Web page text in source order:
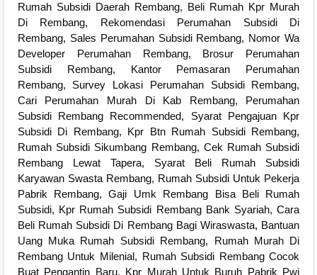
Rumah Subsidi Daerah Rembang, Beli Rumah Kpr Murah
Di Rembang, Rekomendasi Perumahan Subsidi Di
Rembang, Sales Perumahan Subsidi Rembang, Nomor Wa
Developer Perumahan Rembang, Brosur Perumahan
Subsidi Rembang, Kantor Pemasaran Perumahan
Rembang, Survey Lokasi Perumahan Subsidi Rembang,
Cari Perumahan Murah Di Kab Rembang, Perumahan
Subsidi Rembang Recommended, Syarat Pengajuan Kpr
Subsidi Di Rembang, Kpr Btn Rumah Subsidi Rembang,
Rumah Subsidi Sikumbang Rembang, Cek Rumah Subsidi
Rembang Lewat Tapera, Syarat Beli Rumah Subsidi
Karyawan Swasta Rembang, Rumah Subsidi Untuk Pekerja
Pabrik Rembang, Gaji Umk Rembang Bisa Beli Rumah
Subsidi, Kpr Rumah Subsidi Rembang Bank Syariah, Cara
Beli Rumah Subsidi Di Rembang Bagi Wiraswasta, Bantuan
Uang Muka Rumah Subsidi Rembang, Rumah Murah Di
Rembang Untuk Milenial, Rumah Subsidi Rembang Cocok
Buat Pengantin Baru, Kpr Murah Untuk Buruh Pabrik Pwi